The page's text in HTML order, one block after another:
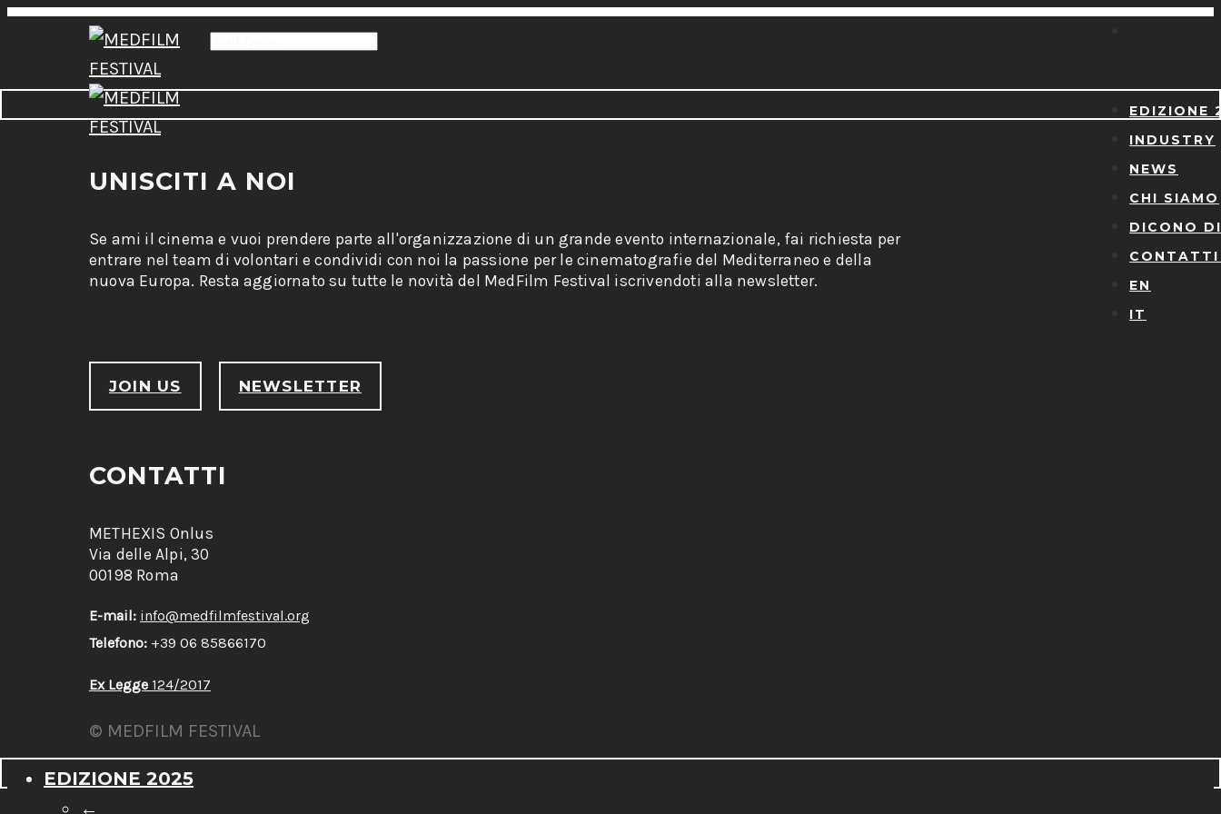
EDIZIONE
INDUSTRY
NEWS
CHI SIAMO
DICONO
CONTATTI
EN
IT
UNISCITI A NOI
Se ami il cinema e vuoi prendere parte all'organizzazione di un grande evento internazionale, fai richiesta per
entrare nel team di volontari e condividi con noi la passione per le cinematografie del Mediterraneo e della
nuova Europa. Resta aggiornato su tutte le novità del MedFilm Festival iscrivendoti alla newsletter.
JOIN US NEWSLETTER
CONTATTI
METHEXIS Onlus
Via delle Alpi, 30
00198 Roma
E-mail: info@medfilmfestival.org
Telefono: +39 06 85866170
Ex Legge 124/2017
© MEDFILM FESTIVAL
EDIZIONE 2025
←